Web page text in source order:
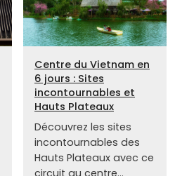
Centre du Vietnam en
6 jours : Sites
incontournables et
Hauts Plateaux
Découvrez les sites
incontournables des
Hauts Plateaux avec ce
circuit au centre...